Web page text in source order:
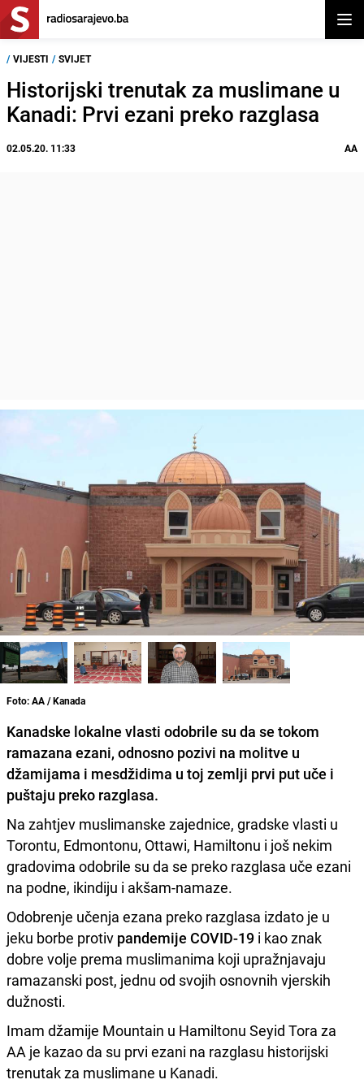
/ VIJESTI / SVIJET
Historijski trenutak za muslimane u
Kanadi: Prvi ezani preko razglasa
02.05.20. 11:33 AA
Foto: AA / Kanada
Kanadske lokalne vlasti odobrile su da se tokom
ramazana ezani, odnosno pozivi na molitve u
džamijama i mesdžidima u toj zemlji prvi put uče i
puštaju preko razglasa.
Na zahtjev muslimanske zajednice, gradske vlasti u
Torontu, Edmontonu, Ottawi, Hamiltonu i još nekim
gradovima odobrile su da se preko razglasa uče ezani
na podne, ikindiju i akšam-namaze.
Odobrenje učenja ezana preko razglasa izdato je u
jeku borbe protiv pandemije COVID-19 i kao znak
dobre volje prema muslimanima koji upražnjavaju
ramazanski post, jednu od svojih osnovnih vjerskih
dužnosti.
Imam džamije Mountain u Hamiltonu Seyid Tora za
AA je kazao da su prvi ezani na razglasu historijski
trenutak za muslimane u Kanadi.